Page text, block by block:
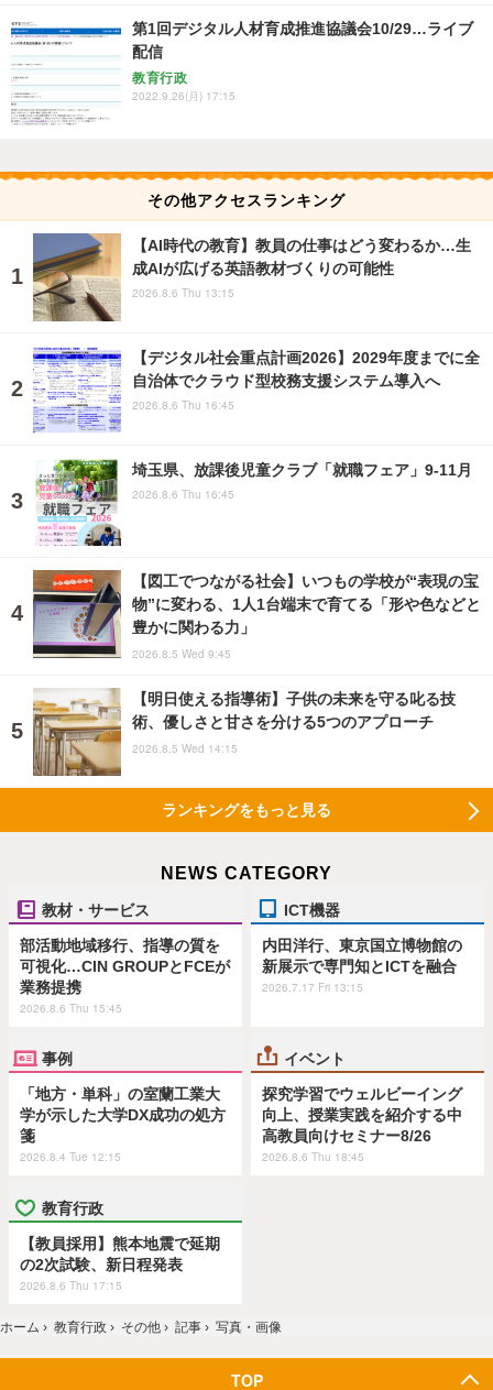
第1回デジタル人材育成推進協議会10/29…ライブ
配信
教育行政
2022.9.26(月) 17:15
その他アクセスランキング
【AI時代の教育】教員の仕事はどう変わるか…生
成AIが広げる英語教材づくりの可能性
2026.8.6 Thu 13:15
【デジタル社会重点計画2026】2029年度までに全
自治体でクラウド型校務支援システム導入へ
2026.8.6 Thu 16:45
埼玉県、放課後児童クラブ「就職フェア」9-11月
2026.8.6 Thu 16:45
【図工でつながる社会】いつもの学校が“表現の宝
物”に変わる、1人1台端末で育てる「形や色などと
豊かに関わる力」
2026.8.5 Wed 9:45
【明日使える指導術】子供の未来を守る叱る技
術、優しさと甘さを分ける5つのアプローチ
2026.8.5 Wed 14:15
ランキングをもっと見る
NEWS CATEGORY
教材・サービス
部活動地域移行、指導の質を
可視化…CIN GROUPとFCEが
業務提携
2026.8.6 Thu 15:45
ICT機器
内田洋行、東京国立博物館の
新展示で専門知とICTを融合
2026.7.17 Fri 13:15
事例
「地方・単科」の室蘭工業大
学が示した大学DX成功の処方
箋
2026.8.4 Tue 12:15
イベント
探究学習でウェルビーイング
向上、授業実践を紹介する中
高教員向けセミナー8/26
2026.8.6 Thu 18:45
教育行政
【教員採用】熊本地震で延期
の2次試験、新日程発表
2026.8.6 Thu 17:15
ホーム › 教育行政 › その他 › 記事 › 写真・画像
TOP